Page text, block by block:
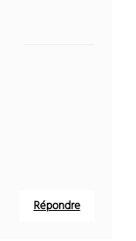
Répondre